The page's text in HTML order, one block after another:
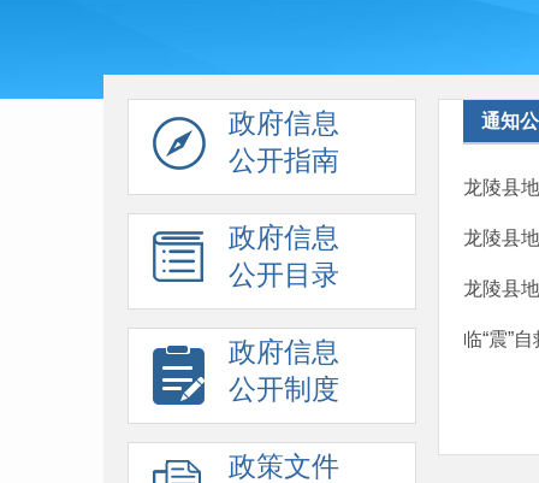
政府信息
公开指南
政府信息
公开目录
政府信息
公开制度
政策文件
通知
龙陵县
龙陵县
龙陵县
临“震”